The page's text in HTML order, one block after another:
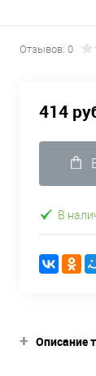
Отзывов: 0
414
В
+ Описание